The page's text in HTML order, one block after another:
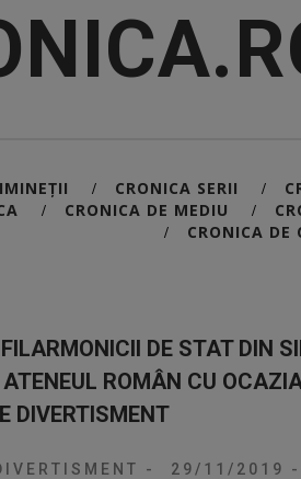
/ CRONICA SERII /
/ CRONICA DE MEDIU /
/ CRONICA DE
DE STAT DIN
ROMÂN CU
DIVERTISMENT
- 29/11/2019 -